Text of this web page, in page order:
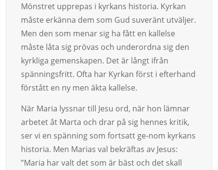
Mönstret upprepas i kyrkans historia. Kyrkan
måste erkänna dem som Gud suveränt utväljer.
Men den som menar sig ha fått en kal­lel­se
måste låta sig prövas och underordna sig den
kyrkli­ga gemen­skapen. Det är långt ifrån
spänningsfritt. Ofta har Kyrkan först i efterhand
förstått en ny men äkta kallel­se.
När Maria lyssnar till Jesu ord, när hon lämnar
arbetet åt Marta och drar på sig hennes kritik,
ser vi en spänning som fortsatt ge-nom kyr­kans
historia. Men Marias val bekräftas av Jesus:
”Maria har valt det som är bäst och det skall